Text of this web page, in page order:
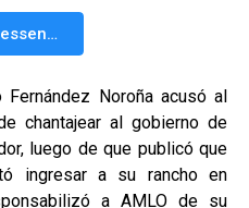
Messenger
Fernández Noroña acusó al
chantajear al gobierno de
luego de que publicó que
ingresar a su rancho en
a AMLO de su